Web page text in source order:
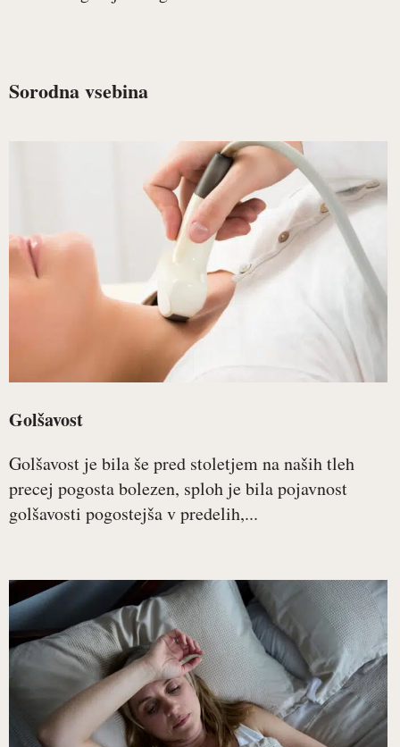
Sorodna vsebina
Golšavost
Golšavost je bila še pred stoletjem na naših tleh
precej pogosta bolezen, sploh je bila pojavnost
golšavosti pogostejša v predelih,...